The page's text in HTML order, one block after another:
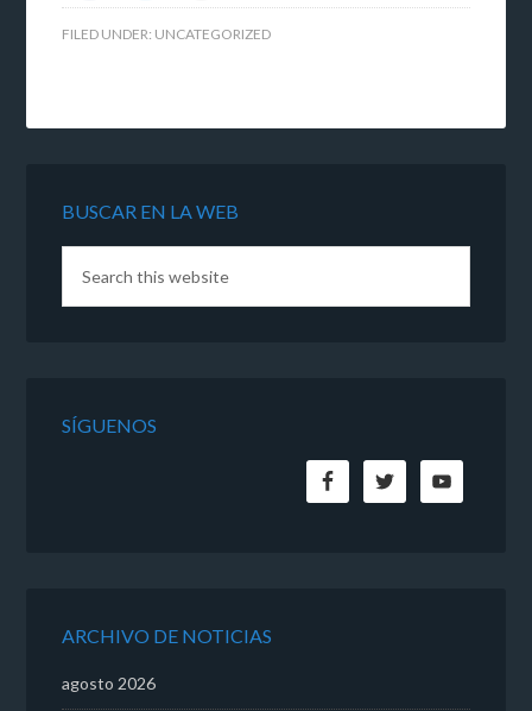
FILED UNDER: UNCATEGORIZED
BUSCAR EN LA WEB
SÍGUENOS
ARCHIVO DE NOTICIAS
agosto 2026